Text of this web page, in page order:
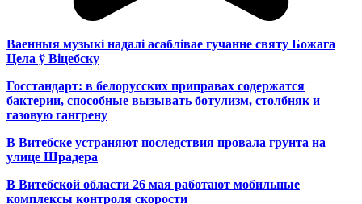
Ваенныя музыкі надалі асаблівае гучанне святу Божага
Цела ў Віцебску
Госстандарт: в белорусских приправах содержатся
бактерии, способные вызывать ботулизм, столбняк и
газовую гангрену
В Витебске устраняют последствия провала грунта на
улице Шрадера
В Витебской области 26 мая работают мобильные
комплексы контроля скорости